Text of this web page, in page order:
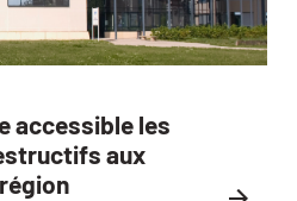
accessible les
aux